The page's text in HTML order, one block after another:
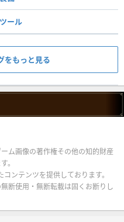
ール
をもっと見る
ム画像の著作権その他の知的財産
。
ンテンツを提供しております。
断使用・無断転載は固くお断りし